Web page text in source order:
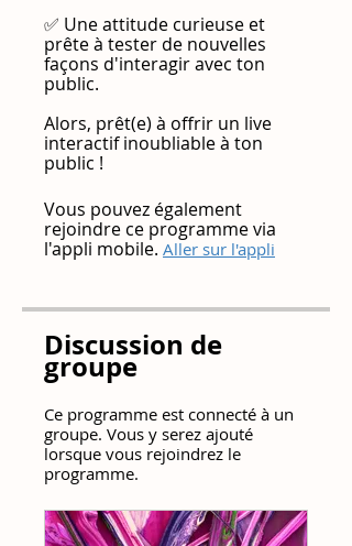
✅ Une attitude curieuse et
prête à tester de nouvelles
façons d'interagir avec ton
public.
Alors, prêt(e) à offrir un live
interactif inoubliable à ton
public !
Vous pouvez également
rejoindre ce programme via
l'appli mobile. Aller sur l'appli
Discussion de
groupe
Ce programme est connecté à un
groupe. Vous y serez ajouté
lorsque vous rejoindrez le
programme.